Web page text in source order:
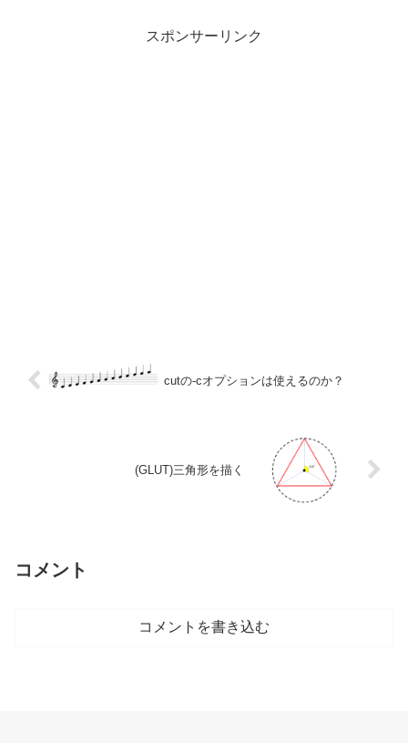
スポンサーリンク
cutの-cオプションは使えるのか？
(GLUT)三角形を描く
コメント
コメントを書き込む